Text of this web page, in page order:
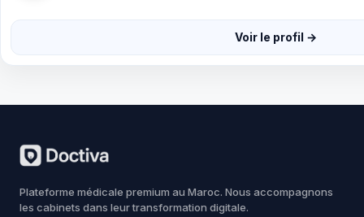
Voir le profil →
Plateforme médicale premium au Maroc. Nous accompagnons
les cabinets dans leur transformation digitale.